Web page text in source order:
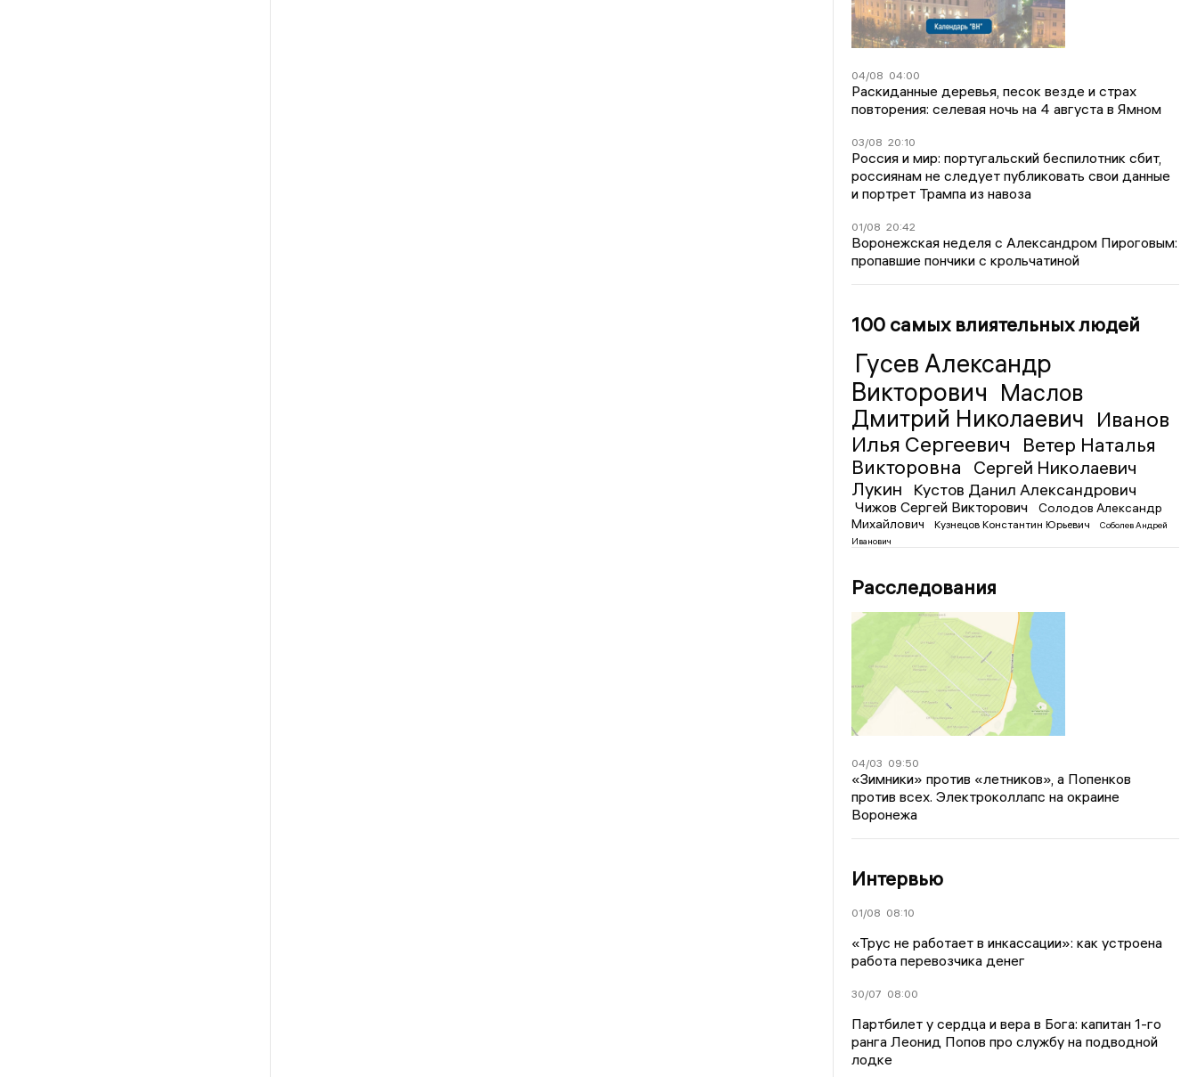
04/08 04:00
Раскиданные деревья, песок везде и страх
повторения: селевая ночь на 4 августа в Ямном
03/08 20:10
Россия и мир: португальский беспилотник сбит,
россиянам не следует публиковать свои данные
и портрет Трампа из навоза
01/08 20:42
Воронежская неделя с Александром Пироговым:
пропавшие пончики с крольчатиной
100 самых влиятельных людей
Гусев Александр
Викторович Маслов
Дмитрий Николаевич Иванов
Илья Сергеевич
Ветер Наталья
Викторовна
Сергей Николаевич
Лукин
Кустов Данил Александрович
Чижов Сергей Викторович
Солодов Александр
Михайлович
Кузнецов Константин Юрьевич
Соболев Андрей
Иванович
Расследования
04/03 09:50
«Зимники» против «летников», а Попенков
против всех. Электроколлапс на окраине
Воронежа
Интервью
01/08 08:10
«Трус не работает в инкассации»: как устроена
работа перевозчика денег
30/07 08:00
Партбилет у сердца и вера в Бога: капитан 1-го
ранга Леонид Попов про службу на подводной
лодке